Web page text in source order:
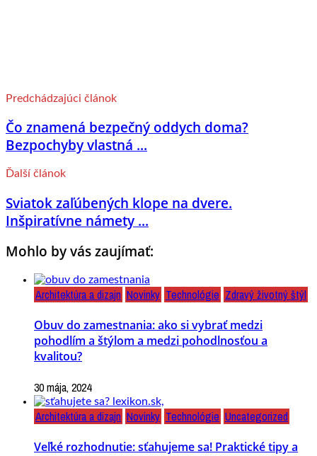
Predchádzajúci článok
Čo znamená bezpečný oddych doma?
Bezpochyby vlastná ...
Ďalší článok
Sviatok zaľúbených klope na dvere.
Inšpiratívne námety ...
Mohlo by vás zaujímať:
Architektúra a dizajn Novinky Technológie Zdravý životný štýl
Obuv do zamestnania: ako si vybrať medzi
pohodlím a štýlom a medzi pohodlnosťou a
kvalitou?
30 mája, 2024
Architektúra a dizajn Novinky Technológie Uncategorized
Veľké rozhodnutie: sťahujeme sa! Praktické tipy a